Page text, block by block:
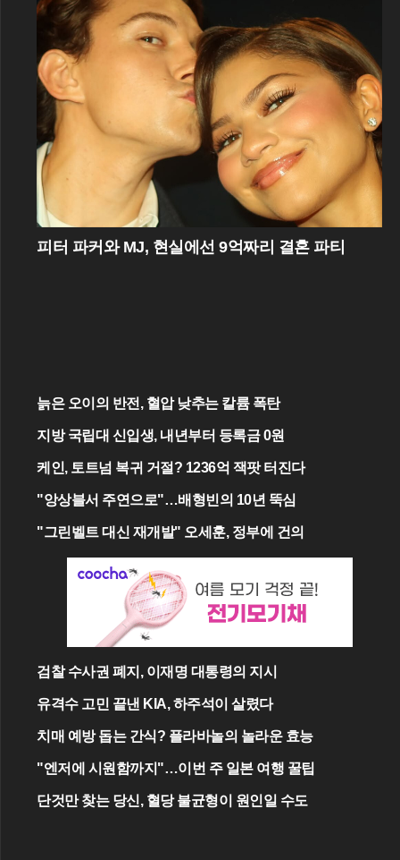
피터 파커와 MJ, 현실에선 9억짜리 결혼 파티
늙은 오이의 반전, 혈압 낮추는 칼륨 폭탄
지방 국립대 신입생, 내년부터 등록금 0원
케인, 토트넘 복귀 거절? 1236억 잭팟 터진다
"앙상블서 주연으로"…배형빈의 10년 뚝심
"그린벨트 대신 재개발" 오세훈, 정부에 건의
검찰 수사권 폐지, 이재명 대통령의 지시
유격수 고민 끝낸 KIA, 하주석이 살렸다
치매 예방 돕는 간식? 플라바놀의 놀라운 효능
"엔저에 시원함까지"…이번 주 일본 여행 꿀팁
단것만 찾는 당신, 혈당 불균형이 원인일 수도